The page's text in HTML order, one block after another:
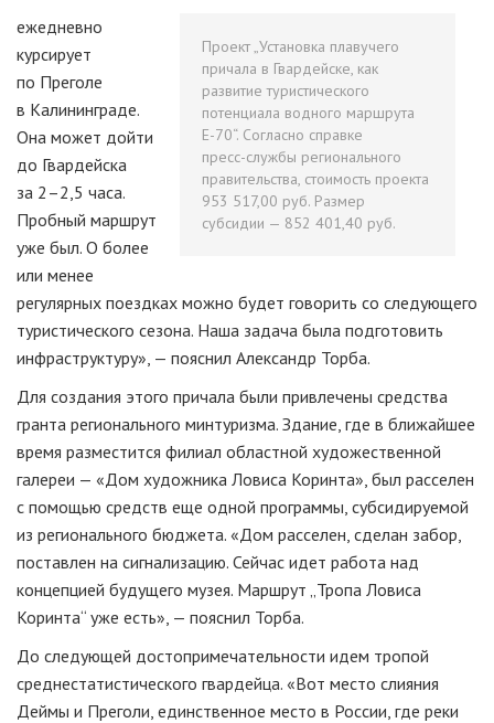
Проект „Установка плавучего
причала в Гвардейске, как
развитие туристического
потенциала водного маршрута
Е-70“. Согласно справке
пресс-службы регионального
правительства, стоимость проекта
953 517,00 руб. Размер
субсидии — 852 401,40 руб.
ежедневно
курсирует
по Преголе
в Калининграде.
Она может дойти
до Гвардейска
за 2–2,5 часа.
Пробный маршрут
уже был. О более
или менее
регулярных поездках можно будет говорить со следующего
туристического сезона. Наша задача была подготовить
инфраструктуру», — пояснил Александр Торба.
Для создания этого причала были привлечены средства
гранта регионального минтуризма. Здание, где в ближайшее
время разместится филиал областной художественной
галереи — «Дом художника Ловиса Коринта», был расселен
с помощью средств еще одной программы, субсидируемой
из регионального бюджета. «Дом расселен, сделан забор,
поставлен на сигнализацию. Сейчас идет работа над
концепцией будущего музея. Маршрут „Тропа Ловиса
Коринта“ уже есть», — пояснил Торба.
До следующей достопримечательности идем тропой
среднестатистического гвардейца. «Вот место слияния
Деймы и Преголи, единственное место в России, где реки